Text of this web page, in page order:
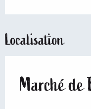
Localisation
Marché